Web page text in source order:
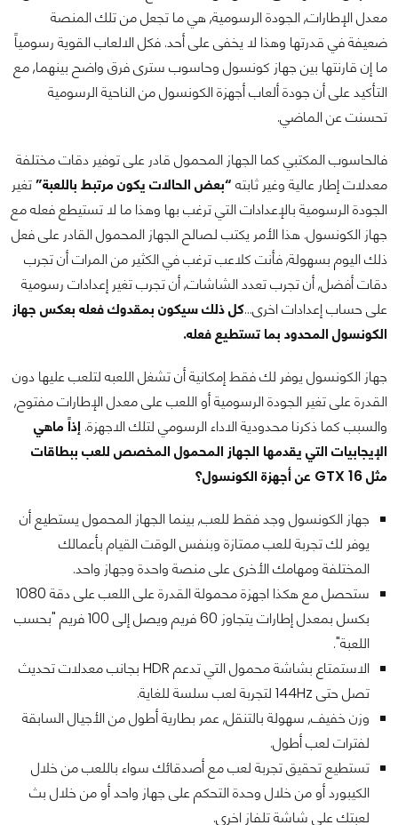
معدل الإطارات, الجودة الرسومية, هي ما تجعل من تلك المنصة
ضعيفة في قدرتها وهذا لا يخفى على أحد. فكل الالعاب القوية رسومياً
ما إن قارنتها بين جهاز كونسول وحاسوب سترى فرق واضح بينهما, مع
التأكيد على أن جودة ألعاب أجهزة الكونسول من الناحية الرسومية
تحسنت عن الماضي.
فالحاسوب المكتبي كما الجهاز المحمول قادر على توفير دقات مختلفة
معدلات إطار عالية وغير ثابته “بعض الحالات يكون مرتبط باللعبة”تغير
الجودة الرسومية بالإعدادات التي ترغب بها وهذا ما لا تستيطع فعله مع
جهاز الكونسول. هذا الأمر يكتب لصالح الجهاز المحمول القادر على فعل
ذلك اليوم بسهولة, فأنت كلاعب ترغب في الكثير من المرات أن تجرب
دقات أفضل, أن تجرب تعدد الشاشات, أن تجرب تغير إعدادات رسومية
على حساب إعدادات اخرى…كل ذلك سيكون بمقدوك فعله بعكس جهاز
الكونسول المحدود بما تستطيع فعله.
جهاز الكونسول يوفر لك فقط إمكانية أن تشغل اللعبه لتلعب عليها دون
القدرة على تغير الجودة الرسومية أو اللعب على معدل الإطارات مفتوح,
والسبب كما ذكرنا محدودية الاداء الرسومي لتلك الاجهزة. إذاً ماهي
الإيجابيات التي يقدمها الجهاز المحمول المخصص للعب ببطاقات
مثل GTX 16 عن أجهزة الكونسول؟
جهاز الكونسول وجد فقط للعب, بينما الجهاز المحمول يستطيع أن
يوفر لك تجربة للعب ممتازة وبنفس الوقت القيام بأعمالك
المختلفة ومهامك الأخرى على منصة واحدة وجهاز واحد.
ستحصل مع هكذا اجهزة محمولة القدرة على اللعب على دقة 1080
بكسل بمعدل إطارات يتجاوز 60 فريم ويصل إلى 100 فريم "بحسب
اللعبة".
الاستمتاع بشاشة محمول التي تدعم HDR بجانب معدلات تحديث
تصل حتى 144Hz لتجربة لعب سلسة للغاية.
وزن خفيف, سهولة بالتنقل, عمر بطارية أطول من الأجيال السابقة
لفترات لعب أطول.
تستطيع تحقيق تجربة لعب مع أصدقائك سواء باللعب من خلال
الكيبورد أو من خلال وحدة التحكم على جهاز واحد أو من خلال بث
لعبتك على شاشة تلفاز اخرى.